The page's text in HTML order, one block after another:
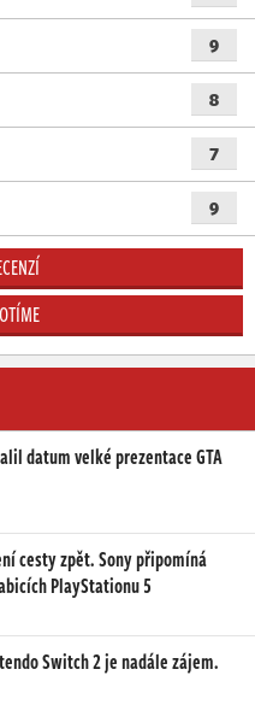
9
8
7
9
datum velké prezentace GTA
cesty zpět. Sony připomíná
PlayStationu 5
Switch 2 je nadále zájem.